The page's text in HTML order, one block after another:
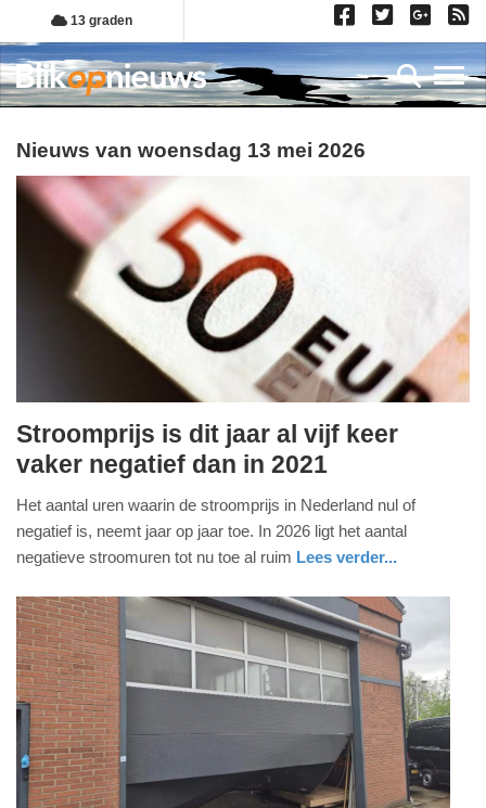
Overslaan
en
naar
de
gaan
13 graden
Nieuws van woensdag 13 mei 2026
woensdag,
mei
2026
-
Update:
13-
05-
2026
18:50
Stroomprijs is dit jaar al vijf keer
vaker negatief dan in 2021
Het aantal uren waarin de stroomprijs in Nederland nul of
negatief is, neemt jaar op jaar toe. In 2026 ligt het aantal
negatieve stroomuren tot nu toe al ruim Lees verder...